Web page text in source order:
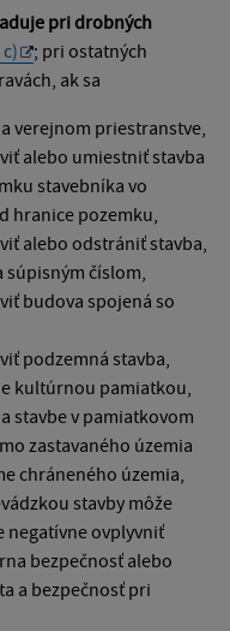
pri drobných
; pri ostatných
ak sa
verejnom priestranstve,
alebo umiestniť stavba
stavebníka vo
hranice pozemku,
alebo odstrániť stavba,
číslom,
budova spojená so
podzemná stavba,
kultúrnou pamiatkou,
stavbe v pamiatkovom
zastavaného územia
chráneného územia,
stavby môže
negatívne ovplyvniť
bezpečnosť alebo
a bezpečnosť pri